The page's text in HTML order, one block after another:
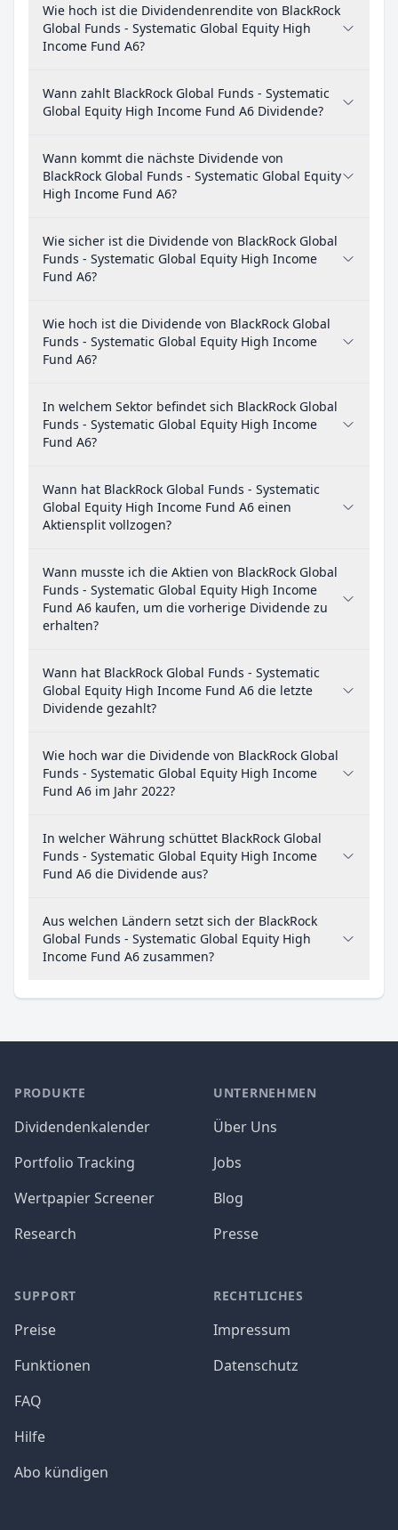
Wie hoch ist die Dividendenrendite von BlackRock
Global Funds - Systematic Global Equity High
Income Fund A6?
Wann zahlt BlackRock Global Funds - Systematic
Global Equity High Income Fund A6 Dividende?
Wann kommt die nächste Dividende von
BlackRock Global Funds - Systematic Global Equity
High Income Fund A6?
Wie sicher ist die Dividende von BlackRock Global
Funds - Systematic Global Equity High Income
Fund A6?
Wie hoch ist die Dividende von BlackRock Global
Funds - Systematic Global Equity High Income
Fund A6?
In welchem Sektor befindet sich BlackRock Global
Funds - Systematic Global Equity High Income
Fund A6?
Wann hat BlackRock Global Funds - Systematic
Global Equity High Income Fund A6 einen
Aktiensplit vollzogen?
Wann musste ich die Aktien von BlackRock Global
Funds - Systematic Global Equity High Income
Fund A6 kaufen, um die vorherige Dividende zu
erhalten?
Wann hat BlackRock Global Funds - Systematic
Global Equity High Income Fund A6 die letzte
Dividende gezahlt?
Wie hoch war die Dividende von BlackRock Global
Funds - Systematic Global Equity High Income
Fund A6 im Jahr 2022?
In welcher Währung schüttet BlackRock Global
Funds - Systematic Global Equity High Income
Fund A6 die Dividende aus?
Aus welchen Ländern setzt sich der BlackRock
Global Funds - Systematic Global Equity High
Income Fund A6 zusammen?
PRODUKTE
Dividendenkalender
Portfolio Tracking
Wertpapier Screener
Research
SUPPORT
Preise
Funktionen
FAQ
Hilfe
Abo kündigen
UNTERNEHMEN
Über Uns
Jobs
Blog
Presse
RECHTLICHES
Impressum
Datenschutz